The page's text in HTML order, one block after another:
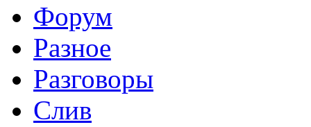
Форум
Разное
Разговоры
Слив